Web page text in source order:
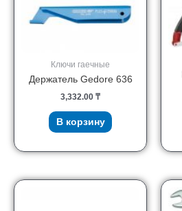
Ключи гаечные
Держатель Gedore 636
3,332.00 ₸
В корзину